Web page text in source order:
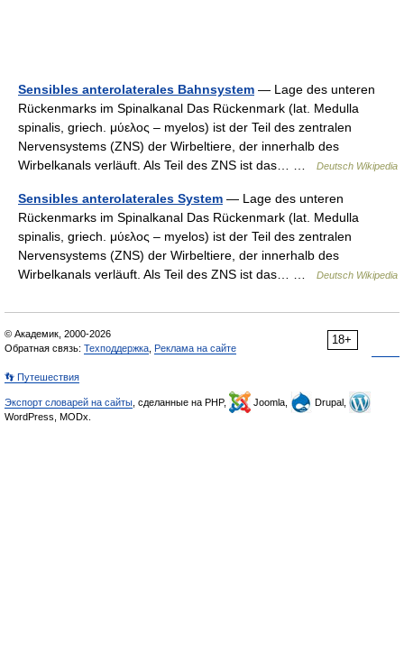
Sensibles anterolaterales Bahnsystem — Lage des unteren
Rückenmarks im Spinalkanal Das Rückenmark (lat. Medulla
spinalis, griech. μύελος – myelos) ist der Teil des zentralen
Nervensystems (ZNS) der Wirbeltiere, der innerhalb des
Wirbelkanals verläuft. Als Teil des ZNS ist das… …
Deutsch Wikipedia
Sensibles anterolaterales System — Lage des unteren
Rückenmarks im Spinalkanal Das Rückenmark (lat. Medulla
spinalis, griech. μύελος – myelos) ist der Teil des zentralen
Nervensystems (ZNS) der Wirbeltiere, der innerhalb des
Wirbelkanals verläuft. Als Teil des ZNS ist das… …
Deutsch Wikipedia
18+
© Академик, 2000-2026
Обратная связь: Техподдержка Реклама на сайте
👣 Путешествия
Экспорт словарей на сайты , сделанные на PHP, Joomla,
Drupal,
WordPress, MODx.